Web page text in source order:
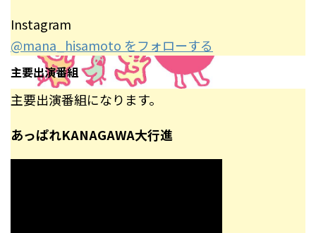
Instagram
@mana_hisamoto をフォローする
主要出演番組
主要出演番組になります。
あっぱれKANAGAWA大行進